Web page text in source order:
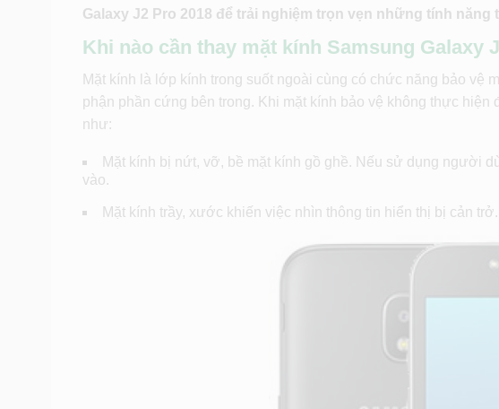
Galaxy J2 Pro 2018 để trải nghiệm trọn vẹn những tính năng
Khi nào cần thay mặt kính Samsung Galaxy
Mặt kính là lớp kính trong suốt ngoài cùng có chức năng bảo vệ
phận phần cứng bên trong. Khi mặt kính bảo vệ không thực
như:
Mặt kính bị nứt, vỡ, bề mặt kính gồ ghề. Nếu sử dụng người
vào.
Mặt kính trầy, xước khiến việc nhìn thông tin hiển thị bị cản trở.